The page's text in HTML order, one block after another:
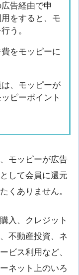
告経由で申
をすると、モ
う。
をモッピーに
、モッピーが
ピーポイント
モッピーが広告
して会員に還元
くありません。
入、クレジット
不動産投資、ネ
ビス利用など、
ネット上のいろ